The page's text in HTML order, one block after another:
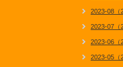
2023-08（
2023-07（
2023-06（
2023-05（